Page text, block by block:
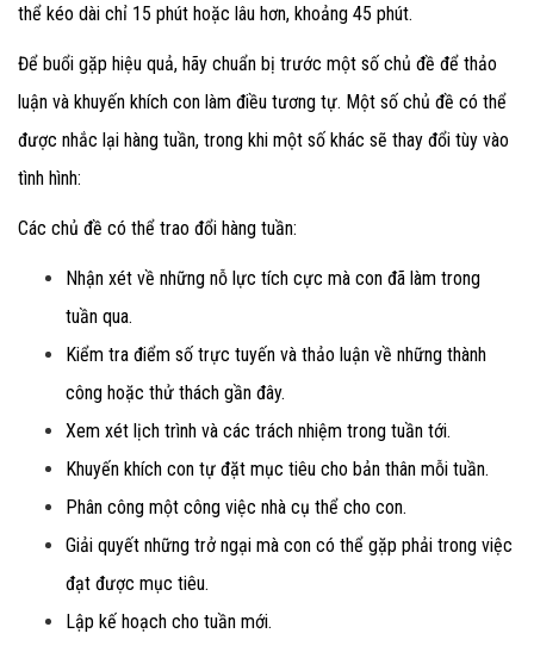
thể kéo dài chỉ 15 phút hoặc lâu hơn, khoảng 45 phút.
Để buổi gặp hiệu quả, hãy chuẩn bị trước một số chủ đề để thảo
luận và khuyến khích con làm điều tương tự. Một số chủ đề có thể
được nhắc lại hàng tuần, trong khi một số khác sẽ thay đổi tùy vào
tình hình:
Các chủ đề có thể trao đổi hàng tuần:
Nhận xét về những nỗ lực tích cực mà con đã làm trong
tuần qua.
Kiểm tra điểm số trực tuyến và thảo luận về những thành
công hoặc thử thách gần đây.
Xem xét lịch trình và các trách nhiệm trong tuần tới.
Khuyến khích con tự đặt mục tiêu cho bản thân mỗi tuần.
Phân công một công việc nhà cụ thể cho con.
Giải quyết những trở ngại mà con có thể gặp phải trong việc
đạt được mục tiêu.
Lập kế hoạch cho tuần mới.